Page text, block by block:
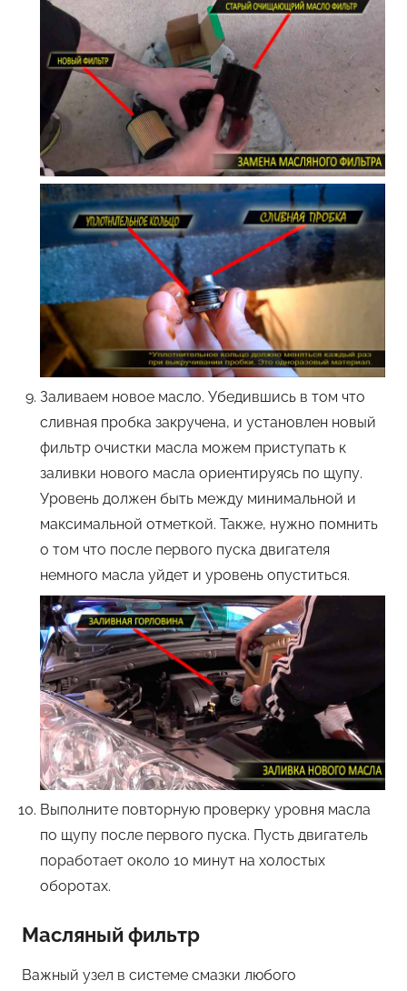
Заливаем новое масло. Убедившись в том что
сливная пробка закручена, и установлен новый
фильтр очистки масла можем приступать к
заливки нового масла ориентируясь по щупу.
Уровень должен быть между минимальной и
максимальной отметкой. Также, нужно помнить
о том что после первого пуска двигателя
немного масла уйдет и уровень опуститься.
Выполните повторную проверку уровня масла
по щупу после первого пуска. Пусть двигатель
поработает около 10 минут на холостых
оборотах.
Масляный фильтр
Важный узел в системе смазки любого